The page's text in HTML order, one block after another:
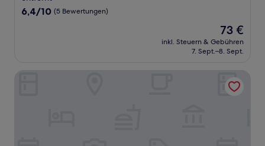
6.4
6,4/10 (5 Bewertungen)
Der
Preis
beträgt
73 €
inkl. Steuern & Gebühren
7. Sept.–8. Sept.